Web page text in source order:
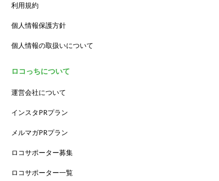
利用規約
個人情報保護方針
個人情報の取扱いについて
ロコっちについて
運営会社について
インスタPRプラン
メルマガPRプラン
ロコサポーター募集
ロコサポーター一覧